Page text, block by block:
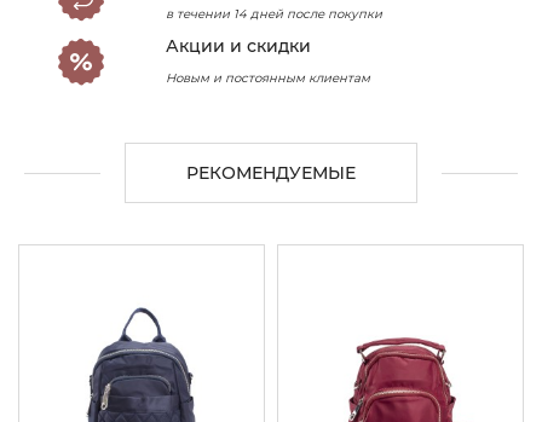
в течении 14 дней после покупки
Акции и скидки
Новым и постоянным клиентам
РЕКОМЕНДУЕМЫЕ